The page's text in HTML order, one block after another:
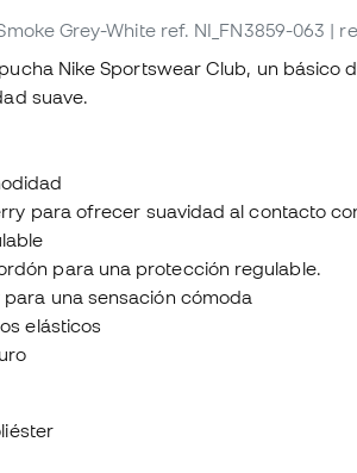
Grey-White ref. NI_FN3859-063 |
Nike Sportswear Club, un básico
suave.
para ofrecer suavidad al contacto
para una protección regulable.
una sensación cómoda
elásticos